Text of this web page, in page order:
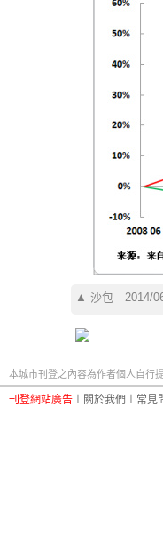
▲ 沙包 2014/
本城市刊登之內容為作者個人自行
刊登網站廣告 關於我們 常見